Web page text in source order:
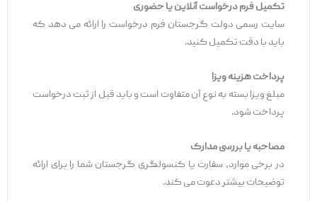
تکمیل فرم درخواست آنلاین یا حضوری
سایت رسمی دولت گرجستان فرم درخواست را ارائه می ‌دهد که
باید با دقت تکمیل کنید.
پرداخت هزینه ویزا
مبلغ ویزا بسته به نوع آن متفاوت است و باید قبل از ثبت درخواست
پرداخت شود.
مصاحبه یا بررسی مدارک
در برخی موارد، سفارت یا کنسولگری گرجستان شما را برای ارائه
توضیحات بیشتر دعوت می ‌کند.